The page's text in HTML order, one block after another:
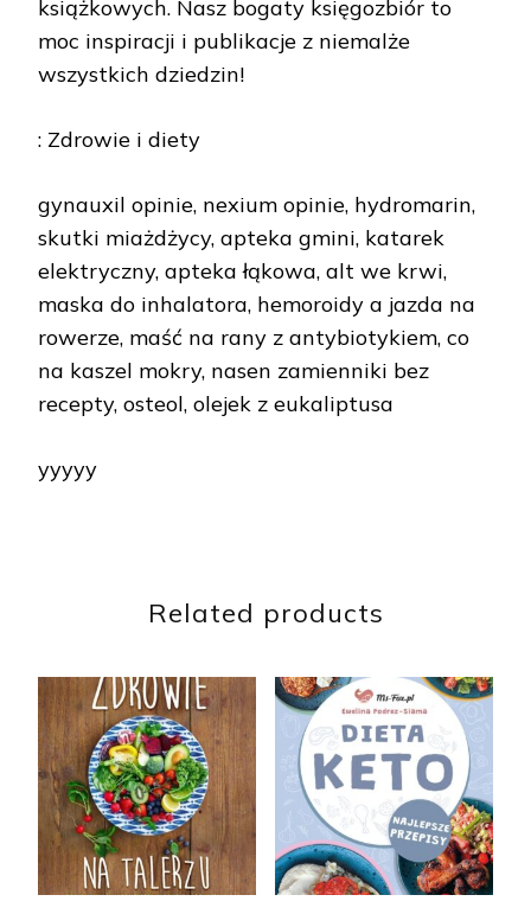
książkowych. Nasz bogaty księgozbiór to
moc inspiracji i publikacje z niemalże
wszystkich dziedzin!
: Zdrowie i diety
gynauxil opinie, nexium opinie, hydromarin,
skutki miażdżycy, apteka gmini, katarek
elektryczny, apteka łąkowa, alt we krwi,
maska do inhalatora, hemoroidy a jazda na
rowerze, maść na rany z antybiotykiem, co
na kaszel mokry, nasen zamienniki bez
recepty, osteol, olejek z eukaliptusa
yyyyy
Related products